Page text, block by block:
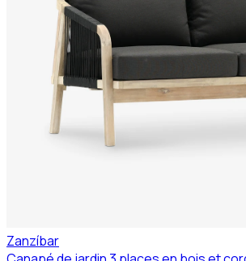
Zanzíbar